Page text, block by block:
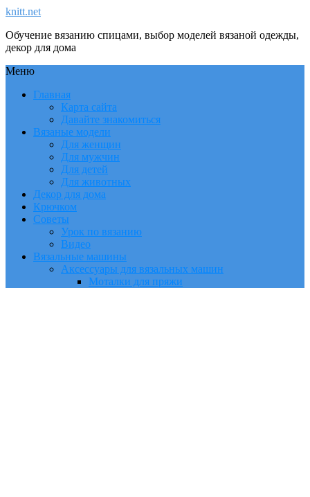
knitt.net
Обучение вязанию спицами, выбор моделей вязаной одежды,
декор для дома
Меню
Главная
Карта сайта
Давайте знакомиться
Вязаные модели
Для женщин
Для мужчин
Для детей
Для животных
Декор для дома
Крючком
Советы
Урок по вязанию
Видео
Вязальные машины
Аксессуары для вязальных машин
Моталки для пряжи